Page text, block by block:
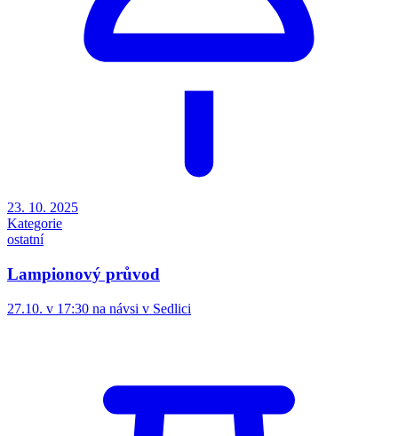
23. 10. 2025
Kategorie
ostatní
Lampionový průvod
27.10. v 17:30 na návsi v Sedlici